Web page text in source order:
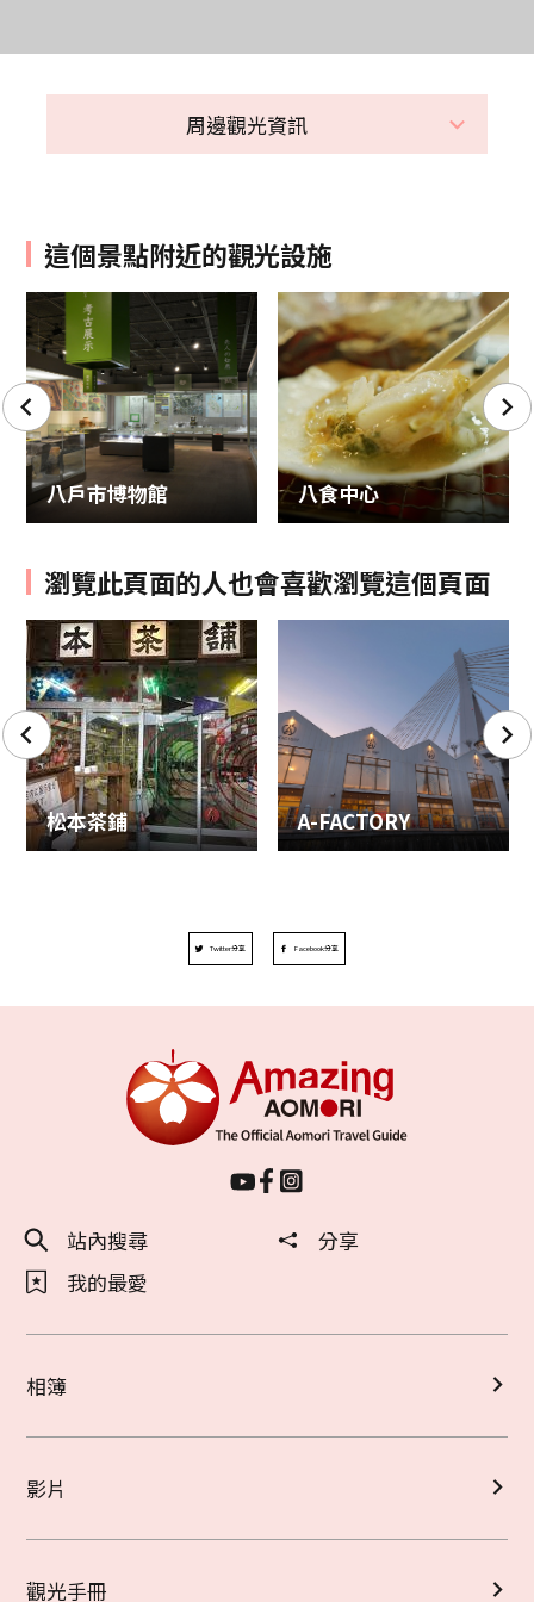
周邊觀光資訊
這個景點附近的觀光設施
八戶市博物館 八食中心
瀏覽此頁面的人也會喜歡瀏覽這個頁面
松本茶鋪 A-FACTORY
Twitter分享 Facebook分享
站內搜尋
分享
我的最愛
相簿
影片
觀光手冊